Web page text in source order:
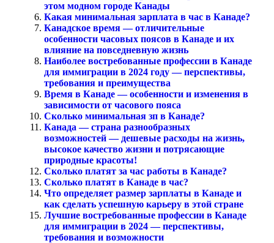
этом модном городе Канады
Какая минимальная зарплата в час в Канаде?
Канадское время — отличительные
особенности часовых поясов в Канаде и их
влияние на повседневную жизнь
Наиболее востребованные профессии в Канаде
для иммиграции в 2024 году — перспективы,
требования и преимущества
Время в Канаде — особенности и изменения в
зависимости от часового пояса
Сколько минимальная зп в Канаде?
Канада — страна разнообразных
возможностей — дешевые расходы на жизнь,
высокое качество жизни и потрясающие
природные красоты!
Сколько платят за час работы в Канаде?
Сколько платят в Канаде в час?
Что определяет размер зарплаты в Канаде и
как сделать успешную карьеру в этой стране
Лучшие востребованные профессии в Канаде
для иммиграции в 2024 — перспективы,
требования и возможности